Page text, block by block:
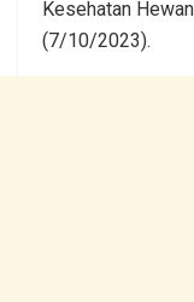
Kesehatan
(7/10/2023).